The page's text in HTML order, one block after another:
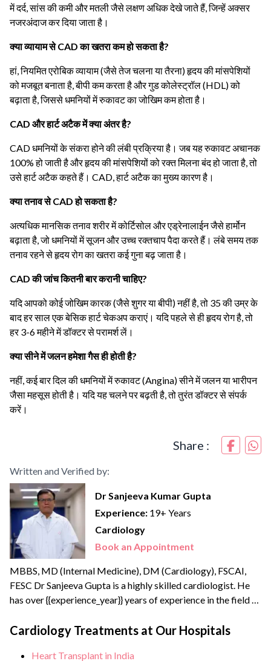
में दर्द, सांस की कमी और मतली जैसे लक्षण अधिक देखे जाते हैं, जिन्हें अक्सर
नजरअंदाज कर दिया जाता है।
क्या व्यायाम से CAD का खतरा कम हो सकता है?
हां, नियमित एरोबिक व्यायाम (जैसे तेज चलना या तैरना) हृदय की मांसपेशियों
को मजबूत बनाता है, बीपी कम करता है और गुड कोलेस्ट्रॉल (HDL) को
बढ़ाता है, जिससे धमनियों में रुकावट का जोखिम कम होता है।
CAD और हार्ट अटैक में क्या अंतर है?
CAD धमनियों के संकरा होने की लंबी प्रक्रिया है। जब यह रुकावट अचानक
100% हो जाती है और हृदय की मांसपेशियों को रक्त मिलना बंद हो जाता है, तो
उसे हार्ट अटैक कहते हैं। CAD, हार्ट अटैक का मुख्य कारण है।
क्या तनाव से CAD हो सकता है?
अत्यधिक मानसिक तनाव शरीर में कोर्टिसोल और एड्रेनालाईन जैसे हार्मोन
बढ़ाता है, जो धमनियों में सूजन और उच्च रक्तचाप पैदा करते हैं। लंबे समय तक
तनाव रहने से हृदय रोग का खतरा कई गुना बढ़ जाता है।
CAD की जांच कितनी बार करानी चाहिए?
यदि आपको कोई जोखिम कारक (जैसे शुगर या बीपी) नहीं है, तो 35 की उम्र के
बाद हर साल एक बेसिक हार्ट चेकअप कराएं। यदि पहले से ही हृदय रोग है, तो
हर 3-6 महीने में डॉक्टर से परामर्श लें।
क्या सीने में जलन हमेशा गैस ही होती है?
नहीं, कई बार दिल की धमनियों में रुकावट (Angina) सीने में जलन या भारीपन
जैसा महसूस होती है। यदि यह चलने पर बढ़ती है, तो तुरंत डॉक्टर से संपर्क
करें।
Share :
Written and Verified by:
Dr Sanjeeva Kumar Gupta
Experience: 19+ Years
Cardiology
Book an Appointment
MBBS, MD (Internal Medicine), DM (Cardiology), FSCAI,
FESC Dr Sanjeeva Gupta is a highly skilled cardiologist. He
has over {{experience_year}} years of experience in the field of
intervention. Dr Sanjeeva has performed more than 25000
(Coronary, Peripheral & Renal) surgeries. He has expertise in...
Cardiology Treatments at Our Hospitals
Heart Transplant in India